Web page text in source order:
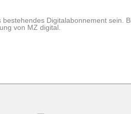
Digitalabonnement sein.
von MZ digital.